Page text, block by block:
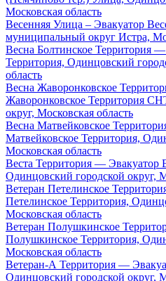
Московская область
Весенняя Улица – Эвакуатор
муниципальный округ Истра,
Весна Болтинское Территория
Территория, Одинцовский
область
Весна Жаворонковское
Жаворонковское Территория
округ, Московская область
Весна Матвейковское
Матвейковское Территория,
Московская область
Веста Территория — Эвакуатор
Одинцовский городской округ,
Ветеран Петелинское
Петелинское Территория,
Московская область
Ветеран Полушкинское
Полушкинское Территория,
Московская область
Ветеран-А Территория —
Одинцовский городской округ,